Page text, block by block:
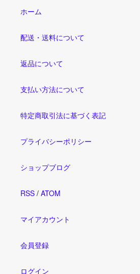
ホーム
配送・送料について
返品について
支払い方法について
特定商取引法に基づく表記
プライバシーポリシー
ショップブログ
RSS / ATOM
マイアカウント
会員登録
ログイン